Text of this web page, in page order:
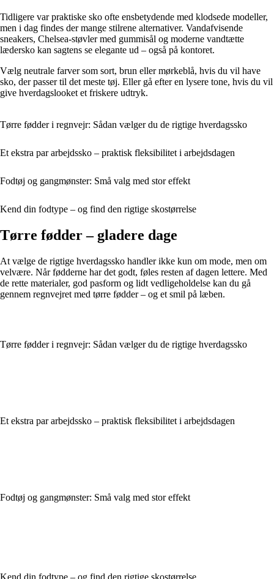
Tidligere var praktiske sko ofte ensbetydende med klodsede modeller,
men i dag findes der mange stilrene alternativer. Vandafvisende
sneakers, Chelsea-støvler med gummisål og moderne vandtætte
lædersko kan sagtens se elegante ud – også på kontoret.
Vælg neutrale farver som sort, brun eller mørkeblå, hvis du vil have
sko, der passer til det meste tøj. Eller gå efter en lysere tone, hvis du vil
give hverdagslooket et friskere udtryk.
Tørre fødder i regnvejr: Sådan vælger du de rigtige hverdagssko
Et ekstra par arbejdssko – praktisk fleksibilitet i arbejdsdagen
Fodtøj og gangmønster: Små valg med stor effekt
Kend din fodtype – og find den rigtige skostørrelse
Tørre fødder – gladere dage
At vælge de rigtige hverdagssko handler ikke kun om mode, men om
velvære. Når fødderne har det godt, føles resten af dagen lettere. Med
de rette materialer, god pasform og lidt vedligeholdelse kan du gå
gennem regnvejret med tørre fødder – og et smil på læben.
Tørre fødder i regnvejr: Sådan vælger du de rigtige hverdagssko
Et ekstra par arbejdssko – praktisk fleksibilitet i arbejdsdagen
Fodtøj og gangmønster: Små valg med stor effekt
Kend din fodtype – og find den rigtige skostørrelse